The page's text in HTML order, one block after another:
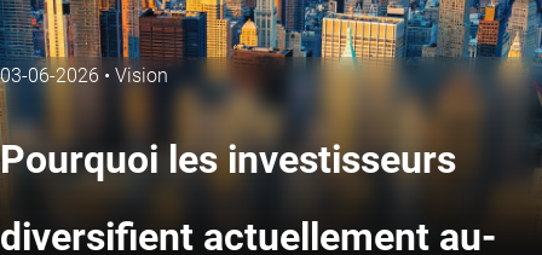
03-06-2026 • Vision
Pourquoi les investisseurs
diversifient actuellement au-